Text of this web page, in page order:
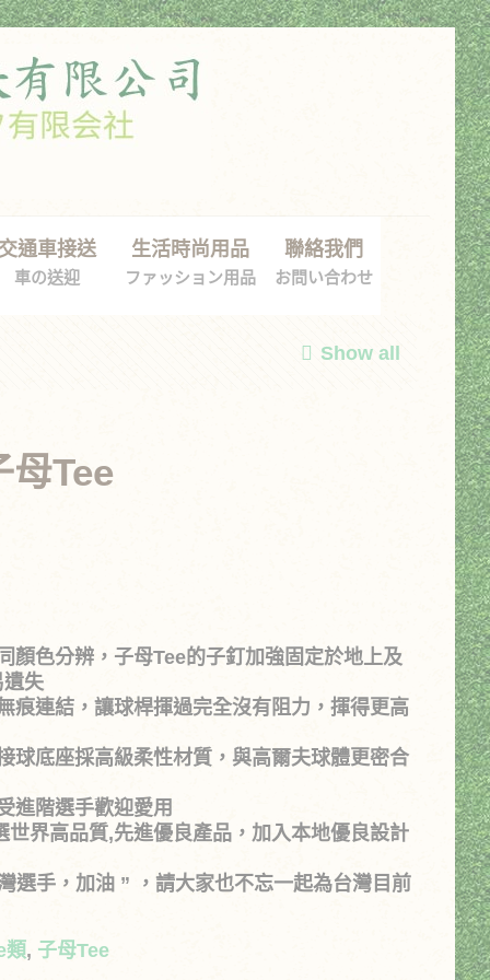
通車接送
車の送迎
生活時尚用品
ファッション用品
聯絡我們
お問い合わせ
Show all
母Tee
。
顏色分辨，子母Tee的子釘加強固定於地上及
遺失
痕連結，讓球桿揮過完全沒有阻力，揮得更高
球底座採高級柔性材質，與高爾夫球體更密合
進階選手歡迎愛用
界高品質,先進優良產品，加入本地優良設計
選手，加油 ” ，請大家也不忘一起為台灣目前
類, 子母Tee